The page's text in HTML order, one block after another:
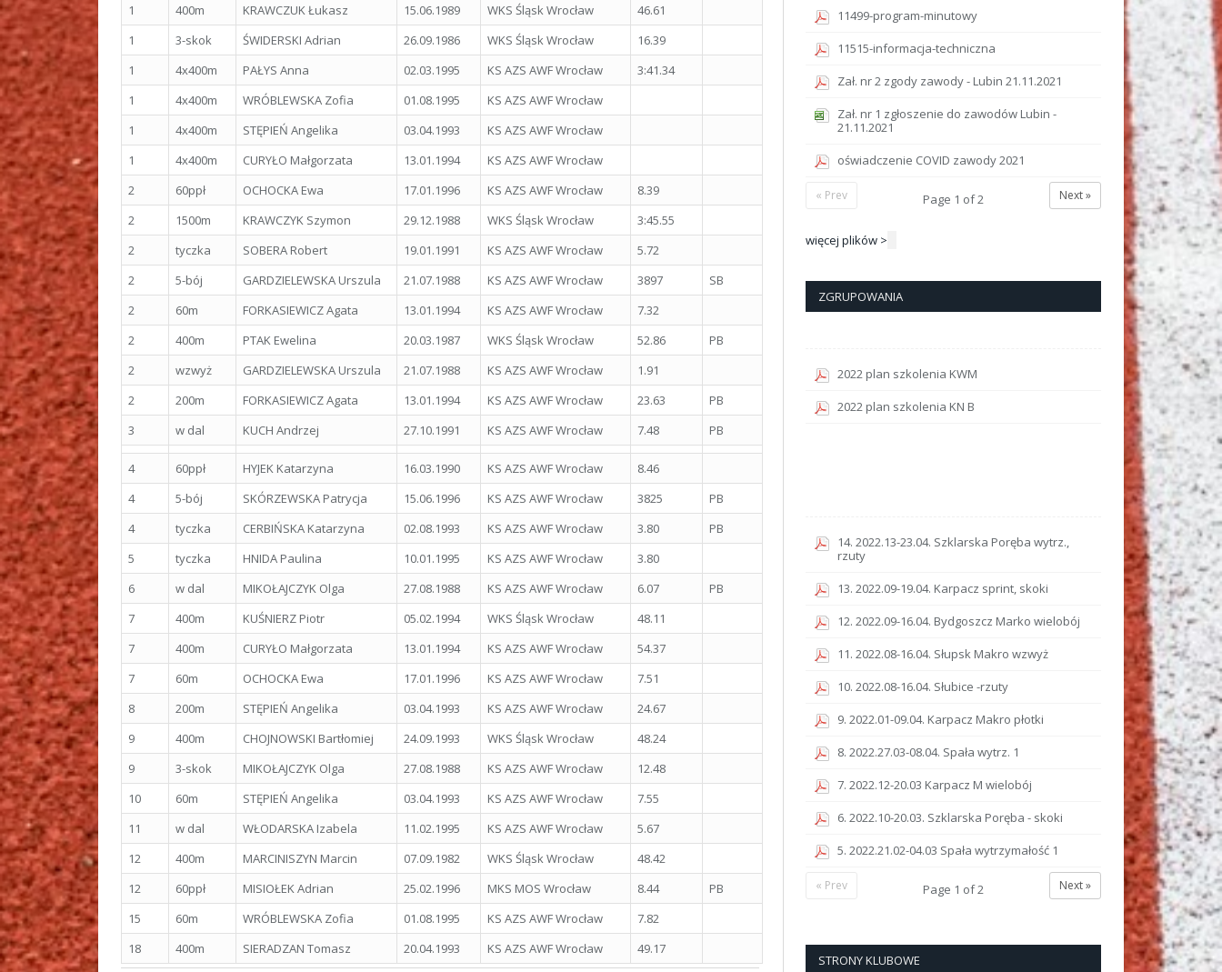
1 400m KRAWCZUK Łukasz 15.06.1989 WKS Śląsk Wrocław
46.61
1
3-skok ŚWIDERSKI Adrian 26.09.1986 WKS Śląsk Wrocław
16.39
1
4x400m PAŁYS Anna 02.03.1995 KS AZS AWF Wrocław
3:41.34
1
4x400m WRÓBLEWSKA Zofia 01.08.1995
KS AZS AWF Wrocław
1
4x400m STĘPIEŃ Angelika 03.04.1993
KS AZS AWF Wrocław
1
4x400m CURYŁO Małgorzata 13.01.1994
KS AZS AWF Wrocław
2
60ppł OCHOCKA Ewa 17.01.1996 KS AZS AWF Wrocław
8.39
2
1500m KRAWCZYK Szymon 29.12.1988 WKS Śląsk Wrocław
3:45.55
2
tyczka SOBERA Robert 19.01.1991 KS AZS AWF Wrocław
5.72
2
5-bój GARDZIELEWSKA Urszula 21.07.1988 KS AZS AWF Wrocław 3897
SB
2
60m FORKASIEWICZ Agata 13.01.1994 KS AZS AWF Wrocław
7.32
2
400m PTAK Ewelina 20.03.1987 WKS Śląsk Wrocław 52.86
PB
2
wzwyż GARDZIELEWSKA Urszula 21.07.1988 KS AZS AWF Wrocław
1.91
2
200m FORKASIEWICZ Agata 13.01.1994 KS AZS AWF Wrocław 23.63
PB
3
w dal KUCH Andrzej 27.10.1991 KS AZS AWF Wrocław 7.48 PB
4 60ppł HYJEK Katarzyna 16.03.1990 KS AZS AWF Wrocław
8.46
4
5-bój SKÓRZEWSKA Patrycja 15.06.1996 KS AZS AWF Wrocław 3825
PB
4
tyczka CERBIŃSKA Katarzyna 02.08.1993 KS AZS AWF Wrocław 3.80
PB
5
tyczka HNIDA Paulina 10.01.1995 KS AZS AWF Wrocław
3.80
6
w dal MIKOŁAJCZYK Olga 27.08.1988 KS AZS AWF Wrocław 6.07
PB
7
400m KUŚNIERZ Piotr 05.02.1994 WKS Śląsk Wrocław
48.11
7
400m CURYŁO Małgorzata 13.01.1994 KS AZS AWF Wrocław
54.37
7
60m OCHOCKA Ewa 17.01.1996 KS AZS AWF Wrocław
7.51
8
200m STĘPIEŃ Angelika 03.04.1993 KS AZS AWF Wrocław
24.67
9
400m CHOJNOWSKI Bartłomiej 24.09.1993 WKS Śląsk Wrocław
48.24
9
3-skok MIKOŁAJCZYK Olga 27.08.1988 KS AZS AWF Wrocław
12.48
10
60m STĘPIEŃ Angelika 03.04.1993 KS AZS AWF Wrocław
7.55
11
w dal WŁODARSKA Izabela 11.02.1995 KS AZS AWF Wrocław
5.67
12
400m MARCINISZYN Marcin 07.09.1982 WKS Śląsk Wrocław
48.42
12
60ppł MISIOŁEK Adrian 25.02.1996 MKS MOS Wrocław 8.44
PB
15
60m WRÓBLEWSKA Zofia 01.08.1995 KS AZS AWF Wrocław
7.82
18
400m SIERADZAN Tomasz 20.04.1993 KS AZS AWF Wrocław 49.17
11499-program-minutowy
11515-informacja-techniczna
Zał. nr 2 zgody zawody - Lubin 21.11.2021
Zał. nr 1 zgłoszenie do zawodów Lubin -
21.11.2021
oświadczenie COVID zawody 2021
Next »
Page 1 of2
« Prev
więcej plików >
ZGRUPOWANIA
2022 plan szkolenia KWM
2022 plan szkolenia KN B
14. 2022.13-23.04. Szklarska Poręba wytrz.,
rzuty
13. 2022.09-19.04. Karpacz sprint, skoki
12. 2022.09-16.04. Bydgoszcz Marko wielobój
11. 2022.08-16.04. Słupsk Makro wzwyż
10. 2022.08-16.04. Słubice -rzuty
9. 2022.01-09.04. Karpacz Makro płotki
8. 2022.27.03-08.04. Spała wytrz. 1
7. 2022.12-20.03 Karpacz M wielobój
6. 2022.10-20.03. Szklarska Poręba - skoki
5. 2022.21.02-04.03 Spała wytrzymałość 1
Next »
Page 1 of2
« Prev
STRONY KLUBOWE